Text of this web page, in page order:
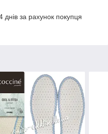
за рахунок покупця